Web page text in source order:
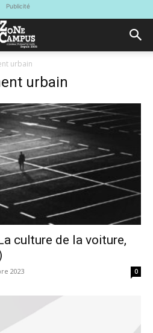
Publicité
urbain
urbain
culture de la voiture,
2023 0